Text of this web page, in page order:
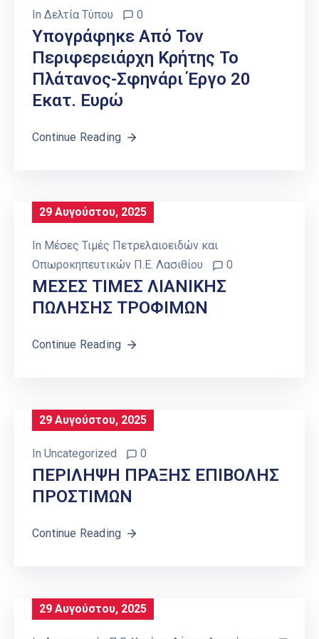
In Δελτία Τύπου 0
Υπογράφηκε Από Τον
Περιφερειάρχη Κρήτης Το
Πλάτανος-Σφηνάρι Έργο 20
Εκατ. Ευρώ
Continue Reading
29 Αυγούστου, 2025
In Μέσες Τιμές Πετρελαιοειδών και
Οπωροκηπευτικών Π.Ε. Λασιθίου
0
ΜΕΣΕΣ ΤΙΜΕΣ ΛΙΑΝΙΚΗΣ
ΠΩΛΗΣΗΣ ΤΡΟΦΙΜΩΝ
Continue Reading
29 Αυγούστου, 2025
In Uncategorized 0
ΠΕΡΙΛΗΨΗ ΠΡΑΞΗΣ ΕΠΙΒΟΛΗΣ
ΠΡΟΣΤΙΜΩΝ
Continue Reading
29 Αυγούστου, 2025